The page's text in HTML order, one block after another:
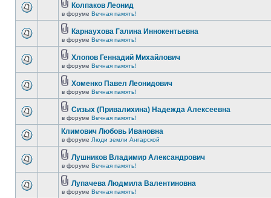
Колпаков Леонид
в форуме Вечная память!
Карнаухова Галина Иннокентьевна
в форуме Вечная память!
Хлопов Геннадий Михайлович
в форуме Вечная память!
Хоменко Павел Леонидович
в форуме Вечная память!
Сизых (Привалихина) Надежда Алексеевна
в форуме Вечная память!
Климович Любовь Ивановна
в форуме Люди земли Ангарской
Лушников Владимир Александрович
в форуме Вечная память!
Лупачева Людмила Валентиновна
в форуме Вечная память!